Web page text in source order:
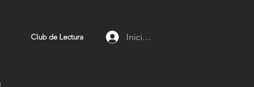
Club de Lectura Iniciar sesión